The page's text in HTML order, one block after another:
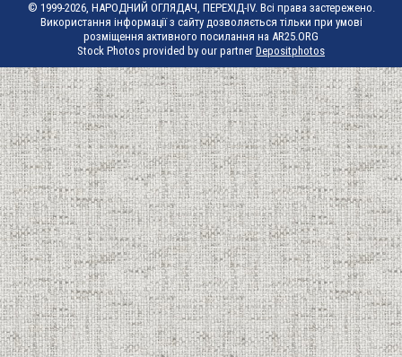
© 1999-2026, НАРОДНИЙ ОГЛЯДАЧ, ПЕРЕХІД-IV. Всі права застережено.
Використання інформації з сайту дозволяється тільки при умові
розміщення активного посилання на AR25.ORG
Stock Photos provided by our partner Depositphotos